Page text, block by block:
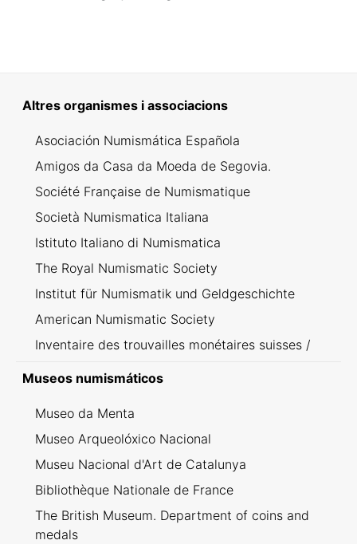
Altres organismes i associacions
Asociación Numismática Española
Amigos da Casa da Moeda de Segovia.
Société Française de Numismatique
Società Numismatica Italiana
Istituto Italiano di Numismatica
The Royal Numismatic Society
Institut für Numismatik und Geldgeschichte
American Numismatic Society
Inventaire des trouvailles monétaires suisses /
Museos numismáticos
Museo da Menta
Museo Arqueolóxico Nacional
Museu Nacional d'Art de Catalunya
Bibliothèque Nationale de France
The British Museum. Department of coins and
medals